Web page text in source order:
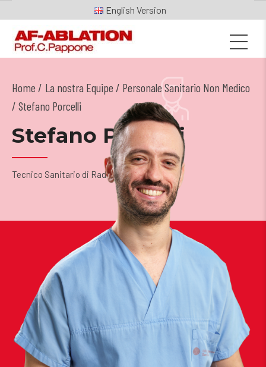
English
Home La nostra Equipe / Personale Sanitario Non Medico
/ Stefano Porcelli
Stefano Porcelli
Tecnico Sanitario di Radiologia Medica